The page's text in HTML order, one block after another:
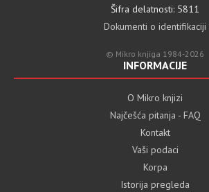
Šifra delatnosti: 5811
Dokumenti o identifikaciji
© Mikro knjiga 1984-2026
INFORMACIJE
O Mikro knjizi
Najčešća pitanja - FAQ
Kontakt
Vaši podaci
Korpa
Istorija pregleda